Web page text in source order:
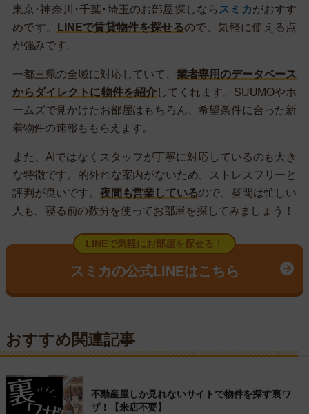
東京･神奈川･千葉･埼玉のお部屋探しなら スミカがおすす
めです。
LINEで賃貸物件を探せるので、気軽に使える点
が強みです。
一都三県の全域に対応していて、 業者専用のデータベース
からダイレクトに物件を紹介してくれます。SUUMOやホ
ームズで見かけたお部屋はもちろん、希望条件に合った新
着物件の速報ももらえます。
また、AIではなくスタッフが丁寧に対応しているのも大き
な特徴です。的外れな案内がないため、ストレスフリーと
評判が良いです。 夜間も営業しているので、昼間は忙しい
人も、寝る前の数分を使ってお部屋を探してみましょう！
LINEで気軽にお部屋を探せる！
スミカの公式LINEはこちら
おすすめ関連記事
不動産屋しか見れないサイトで物件を探す裏ワ
ザ！【来店不要】